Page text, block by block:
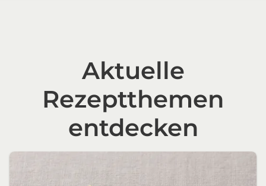
Aktuelle
Rezeptthemen
entdecken